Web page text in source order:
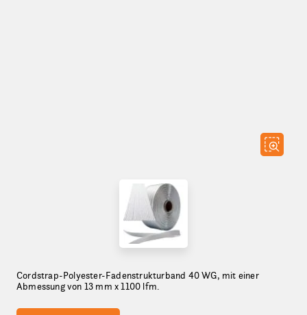
Cordstrap-Polyester-Fadenstrukturband 40 WG, mit einer
Abmessung von 13 mm x 1100 lfm.